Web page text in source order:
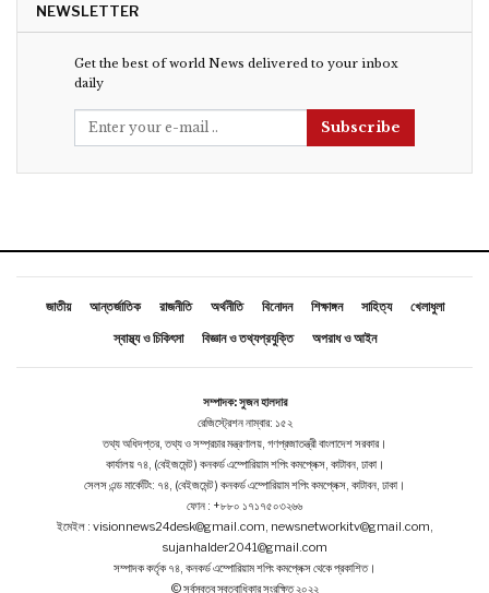
NEWSLETTER
Get the best of world News delivered to your inbox
daily
Subscribe
জাতীয় আন্তর্জাতিক রাজনীতি অর্থনীতি বিনোদন শিক্ষাঙ্গন সাহিত্য
খেলাধুলা
স্বাস্থ্য ও চিকিৎসা
বিজ্ঞান ও তথ্যপ্রযুক্তি অপরাধ ও আইন
সম্পাদক: সুজন হালদার
রেজিস্ট্রেশন নাম্বার: ১৫২
তথ্য অধিদপ্তর, তথ্য ও সম্প্রচার মন্ত্রণালয়, গণপ্রজাতন্ত্রী বাংলাদেশ সরকার।
কার্যালয় ৭৪, (বেইজমেন্ট ) কনকর্ড এম্পোরিয়াম শপিং কমপ্লেক্স, কাটাবন, ঢাকা।
সেলস এন্ড মার্কেটিং: ৭৪, (বেইজমেন্ট ) কনকর্ড এম্পোরিয়াম শপিং কমপ্লেক্স, কাটাবন, ঢাকা।
ফোন : +৮৮০ ১৭১৭৫০৩২৬৬
ইমেইল : visionnews24desk@gmail.com, newsnetworkitv@gmail.com,
sujanhalder2041@gmail.com
সম্পাদক কর্তৃক ৭৪, কনকর্ড এম্পোরিয়াম শপিং কমপ্লেক্স থেকে প্রকাশিত।
© সর্বস্বত্ব স্বত্বাধিকার সংরক্ষিত ২০২২